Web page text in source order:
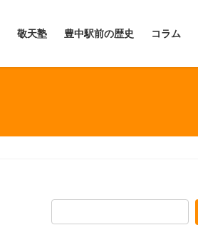
敬天塾 豊中駅前の歴史 コラム